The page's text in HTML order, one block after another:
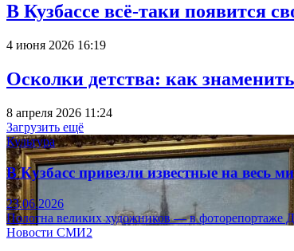
В Кузбассе всё-таки появится
4 июня 2026 16:19
Осколки детства: как
8 апреля 2026 11:24
Загрузить ещё
Культура
В Кузбасс привезли известные на весь
23.06.2026
Полотна великих художников — в фоторепортаже
Новости СМИ2